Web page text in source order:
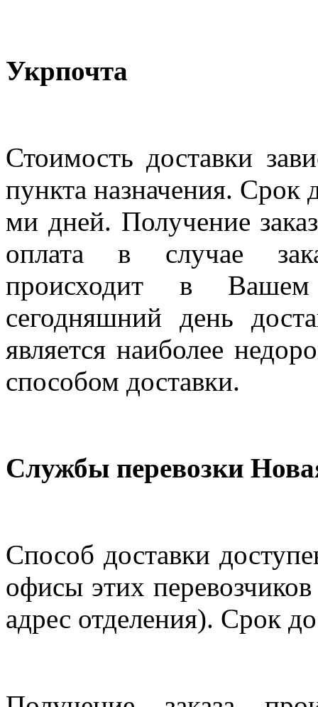
Укрпочта
Стоимость доставки
пункта назначения. Срок
ми дней. Получение
оплата в случае
происходит в
сегодняшний день
является наиболее
способом доставки.
Службы перевозки
Способ доставки
офисы этих
адрес отделения). Срок